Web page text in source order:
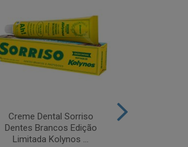
Creme Dental Sorriso
Dentes Brancos Edição
Limitada Kolynos ...